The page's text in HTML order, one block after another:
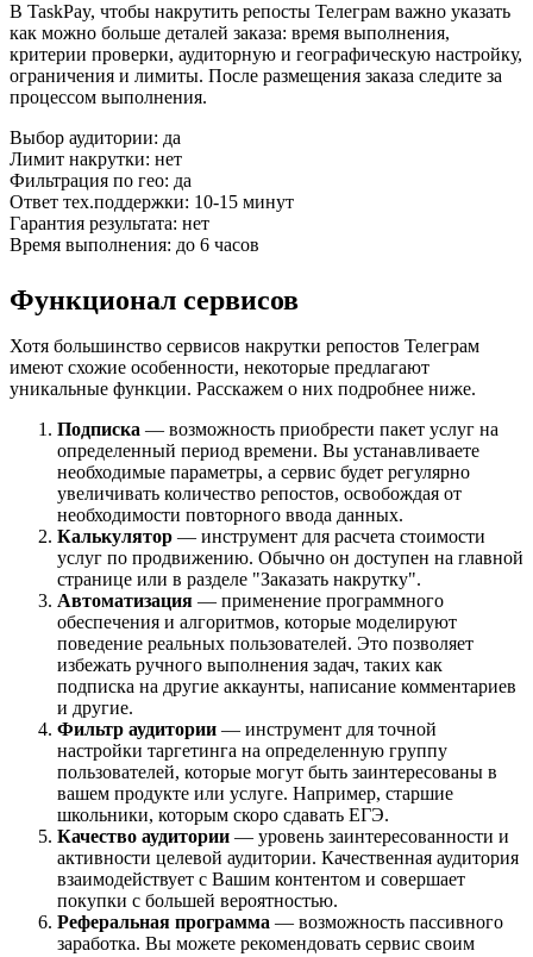
В TaskPay, чтобы накрутить репосты Телеграм важно указать
как можно больше деталей заказа: время выполнения,
критерии проверки, аудиторную и географическую настройку,
ограничения и лимиты. После размещения заказа следите за
процессом выполнения.
Выбор аудитории: да
Лимит накрутки: нет
Фильтрация по гео: да
Ответ тех.поддержки: 10-15 минут
Гарантия результата: нет
Время выполнения: до 6 часов
Функционал сервисов
Хотя большинство сервисов
имеют схожие особенности, некоторые предлагают
уникальные функции. Расскажем о них подробнее ниже.
Подписка — возможность приобрести пакет услуг на
определенный период времени. Вы устанавливаете
необходимые параметры, а сервис будет регулярно
увеличивать количество репостов, освобождая от
необходимости повторного ввода данных.
Калькулятор — инструмент для расчета стоимости
услуг по продвижению. Обычно он доступен на главной
странице или в разделе "Заказать накрутку".
Автоматизация — применение программного
обеспечения и алгоритмов, которые моделируют
поведение реальных пользователей. Это позволяет
избежать ручного выполнения задач, таких как
подписка на другие аккаунты, написание комментариев
и другие.
Фильтр аудитории — инструмент для точной
настройки таргетинга на определенную группу
пользователей, которые могут быть заинтересованы в
вашем продукте или услуге. Например, старшие
школьники, которым скоро сдавать ЕГЭ.
Качество аудитории — уровень заинтересованности и
активности целевой аудитории. Качественная аудитория
взаимодействует с Вашим контентом и совершает
покупки с большей вероятностью.
Реферальная программа — возможность пассивного
заработка. Вы можете рекомендовать сервис своим